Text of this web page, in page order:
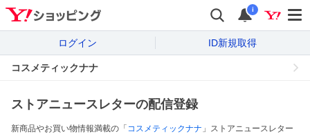
i
ログイン ID新規取得
コスメティックナナ
ストアニュースレターの配信登録
新商品やお買い物情報満載の「 コスメティックナナ 」ストアニュースレター